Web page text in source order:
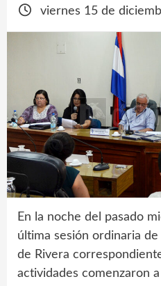
viernes 15 de
En la noche del pasado
última sesión ordinaria
de Rivera
actividades comenzaron